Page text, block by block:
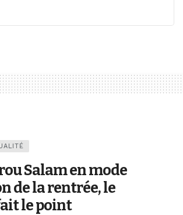
Salam en mode
de la rentrée, le
le point